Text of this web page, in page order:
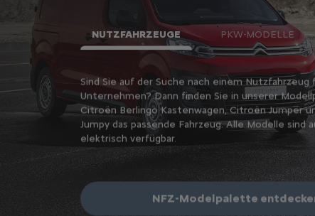
Die
Mitnahme
Sind Sie auf der Suche nach einem Nutzfahrzeug
Unternehmen? Dann finden Sie in unserer
Citroën Berlingo Kastenwagen, Citroën Jumper
Jumpy das passende Fahrzeug. Alle Modelle sind
elektrisch verfügbar.
NFZ-Modelpalette
NUTZFAHRZEUGE PKW-MODELLE